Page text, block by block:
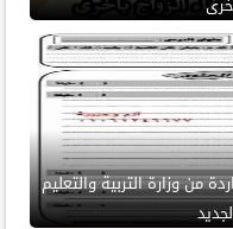
من وزارة التربية والتعليم